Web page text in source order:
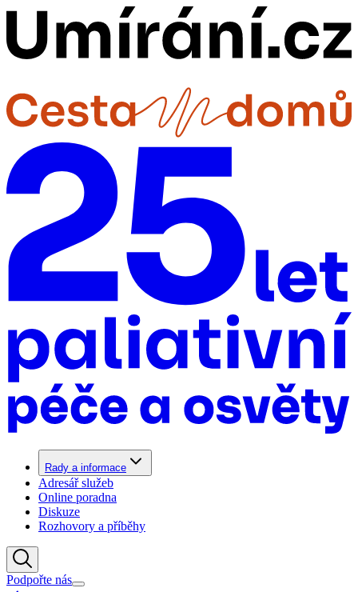
Rady a informace
Adresář služeb
Online poradna
Diskuze
Rozhovory a příběhy
Podpořte nás